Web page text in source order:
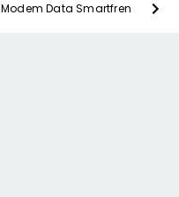
Modem Data Smartfren